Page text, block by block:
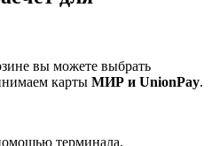
вы можете выбрать
карты МИР и UnionPay.
терминала.